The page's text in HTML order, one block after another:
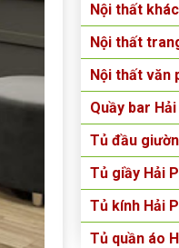
Nội thất khác
Nội thất
Nội thất văn
Quầy bar
Tủ đầu
Tủ giầy Hải
Tủ kính Hải
Tủ quần áo